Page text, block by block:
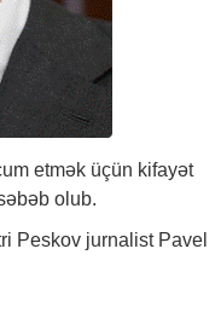
etmək üçün kifayət
olub.
Peskov jurnalist Pavel